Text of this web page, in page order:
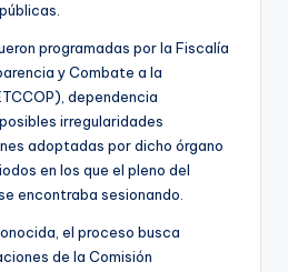
programadas por la Fiscalía
y Combate a la
dependencia
irregularidades
adoptadas por dicho órgano
en los que el pleno del
encontraba sesionando.
el proceso busca
de la Comisión